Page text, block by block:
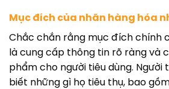
Mục đích của nhãn hàng hóa
Chắc chắn rằng mục đích chính
là cung cấp thông tin rõ ràng và
phẩm cho người tiêu dùng. Người
biết những gì họ tiêu thụ, bao